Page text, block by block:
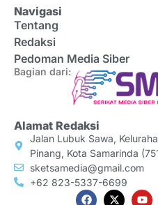
Navigasi
Tentang
Redaksi
Pedoman Media Siber
Bagian dari:
Alamat Redaksi
Jalan Lubuk Sawa,
Pinang, Kota Samarinda
sketsamedia@gmail.com
+62 823-5337-6699